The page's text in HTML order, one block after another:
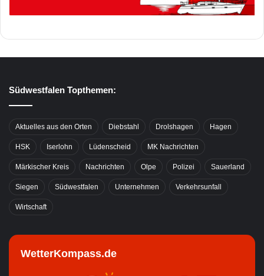
Südwestfalen Topthemen:
Aktuelles aus den Orten Diebstahl Drolshagen Hagen
HSK Iserlohn Lüdenscheid MK Nachrichten
Märkischer Kreis Nachrichten Olpe Polizei Sauerland
Siegen Südwestfalen Unternehmen Verkehrsunfall
Wirtschaft
WetterKompass.de